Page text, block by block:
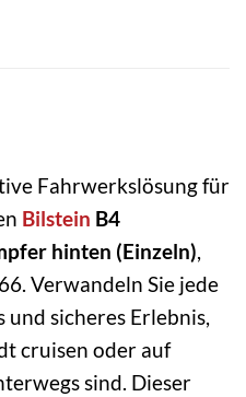
Fahrwerkslösung für
Bilstein B4
hinten (Einzeln)
Verwandeln Sie jede
sicheres Erlebnis,
cruisen oder auf
sind. Dieser